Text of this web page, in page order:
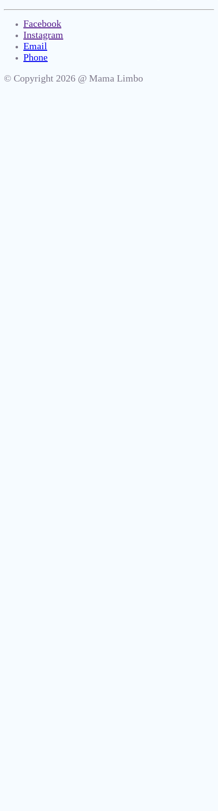
Facebook
Instagram
Email
Phone
© Copyright 2026 @ Mama Limbo